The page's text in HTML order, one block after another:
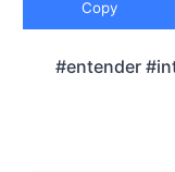
Copy
#entender